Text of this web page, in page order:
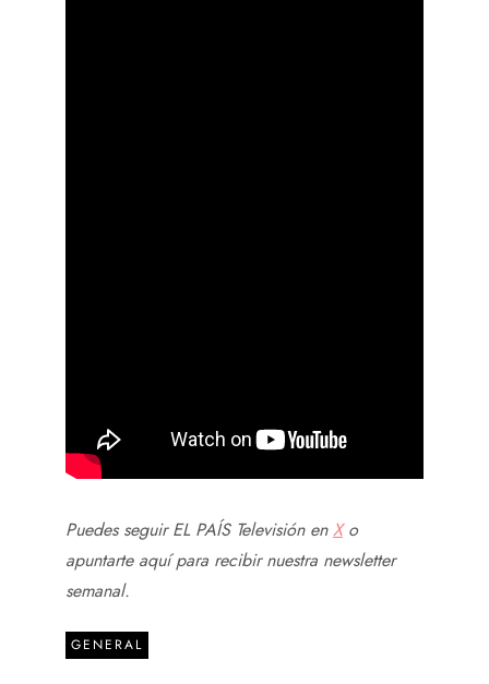
Puedes seguir EL PAÍS Televisión enXo
apuntarte aquí para recibirnuestra newsletter
semanal.
GENERAL